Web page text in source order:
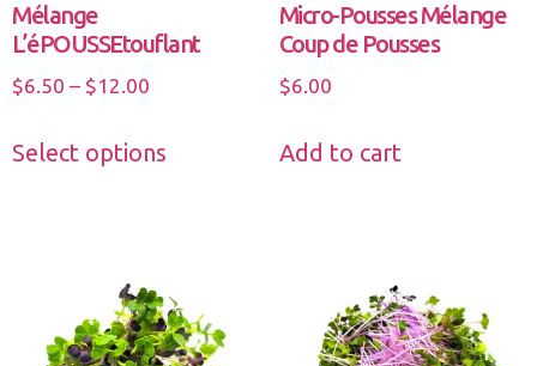
Mélange
L’éPOUSSEtouflant
$6.50 – $12.00
Select options
Micro-Pousses Mélange
Coup de Pousses
$6.00
Add to cart